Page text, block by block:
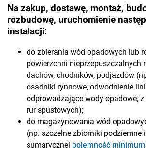
Na zakup, dostawę, montaż,
rozbudowę, uruchomienie
instalacji:
do zbierania wód opadowych lub
powierzchni nieprzepuszczalnych
dachów, chodników, podjazdów
osadniki rynnowe, odwodnienie
odprowadzające wody opadowe,
rur spustowych);
do magazynowania wód
(np. szczelne zbiorniki podziemne
sumarycznej pojemność